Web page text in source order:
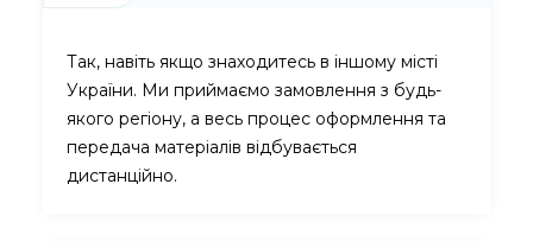
Так, навіть якщо знаходитесь в іншому місті
України. Ми приймаємо замовлення з будь-
якого регіону, а весь процес оформлення та
передача матеріалів відбувається
дистанційно.